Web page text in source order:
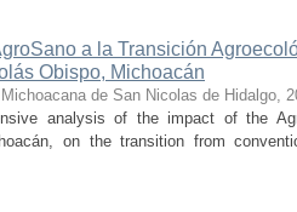
a la Transición
Obispo, Michoacán
de San Nicolas de Hidalgo,
analysis of the impact of the
on the transition from